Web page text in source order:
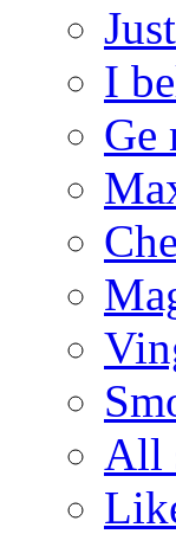
I
Ge
All